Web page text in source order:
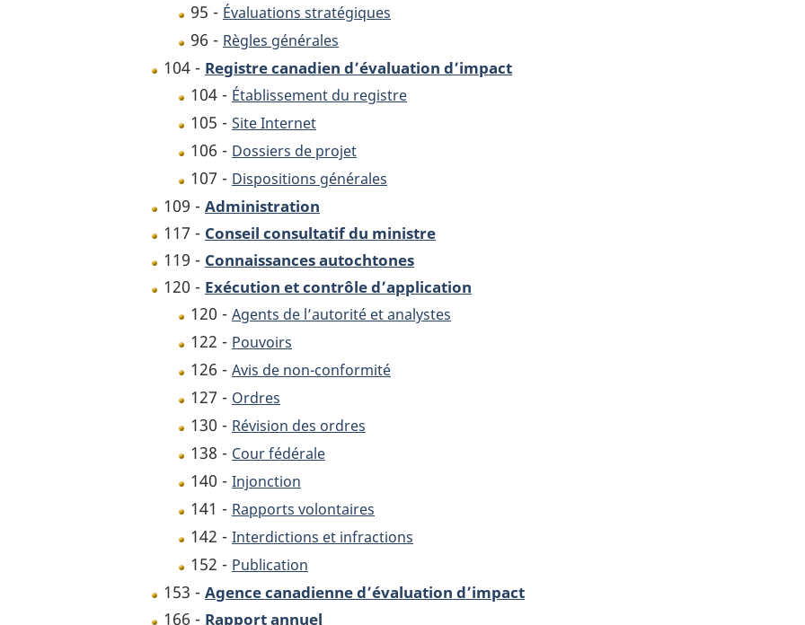
95 - Évaluations stratégiques
96 - Règles générales
104 - Registre canadien d’évaluation d’impact
104 - Établissement du registre
105 - Site Internet
106 - Dossiers de projet
107 - Dispositions générales
109 - Administration
117 - Conseil consultatif du ministre
119 - Connaissances autochtones
120 - Exécution et contrôle d’application
120 - Agents de l’autorité et analystes
122 - Pouvoirs
126 - Avis de non-conformité
127 - Ordres
130 - Révision des ordres
138 - Cour fédérale
140 - Injonction
141 - Rapports volontaires
142 - Interdictions et infractions
152 - Publication
153 - Agence canadienne d’évaluation d’impact
166 - Rapport annuel